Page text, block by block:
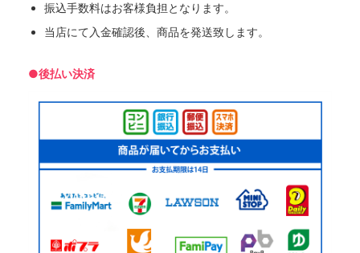
振込手数料はお客様負担となります。
当店にて入金確認後、商品を発送致します。
●後払い決済